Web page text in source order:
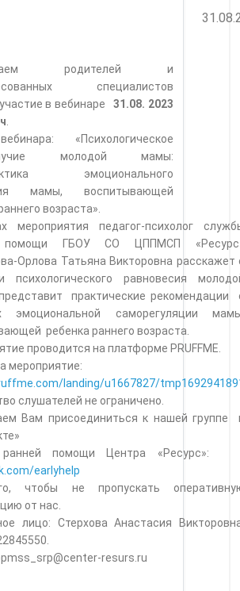
родителей и
специалистов
в вебинаре
31.08. 2023
«Психологическое
молодой мамы:
эмоционального
мамы, воспитывающей
возраста».
мероприятия педагог-психолог
помощи ГБОУ СО ЦППМСП
Орлова Татьяна Викторовна расскажет
психологического равновесия
практические рекомендации
эмоциональной саморегуляции
ребенка раннего возраста.
проводится на платформе PRUFFME.
мероприятие:
landing/u1667827/
слушателей не ограничено.
Вам присоединиться к нашей группе
ранней помощи Центра
earlyhelp
чтобы не пропускать
от нас.
лицо: Стерхова Анастасия
resurs.ru